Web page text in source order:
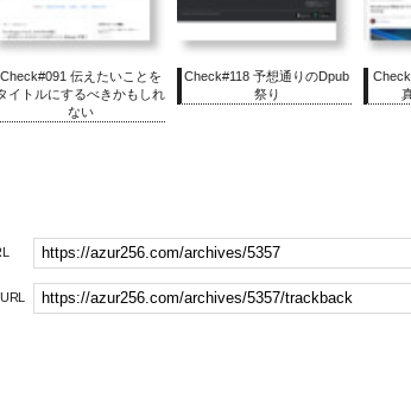
Check#091 伝えたいことを
イトルにするべきかもしれ
ない
Check#118 予想通りのDpub
祭り